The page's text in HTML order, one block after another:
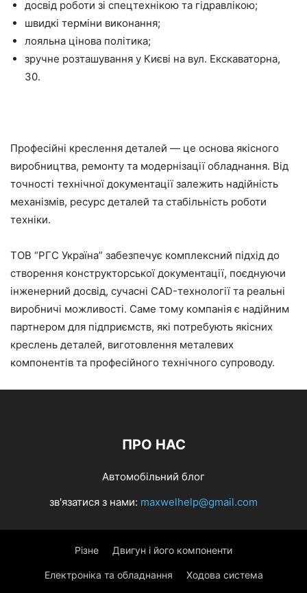
досвід роботи зі спецтехнікою та гідравлікою;
швидкі терміни виконання;
лояльна цінова політика;
зручне розташування у Києві на вул. Екскаваторна,
30.
Професійні креслення деталей — це основа якісного
виробництва, ремонту та модернізації обладнання. Від
точності технічної документації залежить надійність
механізмів, ресурс деталей та стабільність роботи
техніки.
ТОВ “РГС Україна” забезпечує комплексний підхід до
створення конструкторської документації, поєднуючи
інженерний досвід, сучасні CAD-технології та реальні
виробничі можливості. Саме тому компанія є надійним
партнером для підприємств, які потребують якісних
креслень деталей, виготовлення металевих
компонентів та професійного технічного супроводу.
ПРО НАС
Автомобільний блог
зв'язатися з нами: maxwelhelp@gmail.com
Різне Двигун і його компоненти
Електроніка та обладнання Ходова система